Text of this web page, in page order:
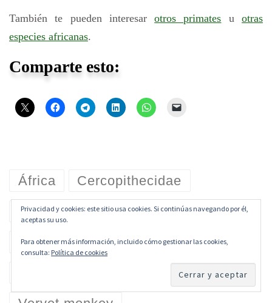
También te pueden interesarotros primates uotras
especies africanas.
Comparte esto:
África Cercopithecidae
Chlorocebus pygerythrus
Mono vervet Primates
Privacidad y cookies: este sitio usa cookies. Si continúas navegando por él,
aceptas su uso.
Para obtener más información, incluido cómo gestionar las cookies,
consulta: Política de cookies